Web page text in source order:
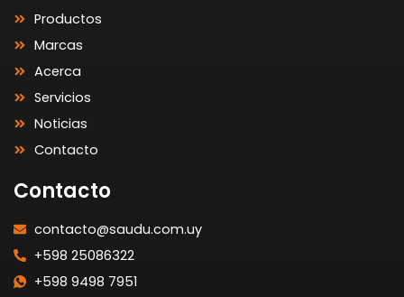
Productos
Marcas
Acerca
Servicios
Noticias
Contacto
Contacto
contacto@saudu.com.uy
+598 25086322
+598 9498 7951